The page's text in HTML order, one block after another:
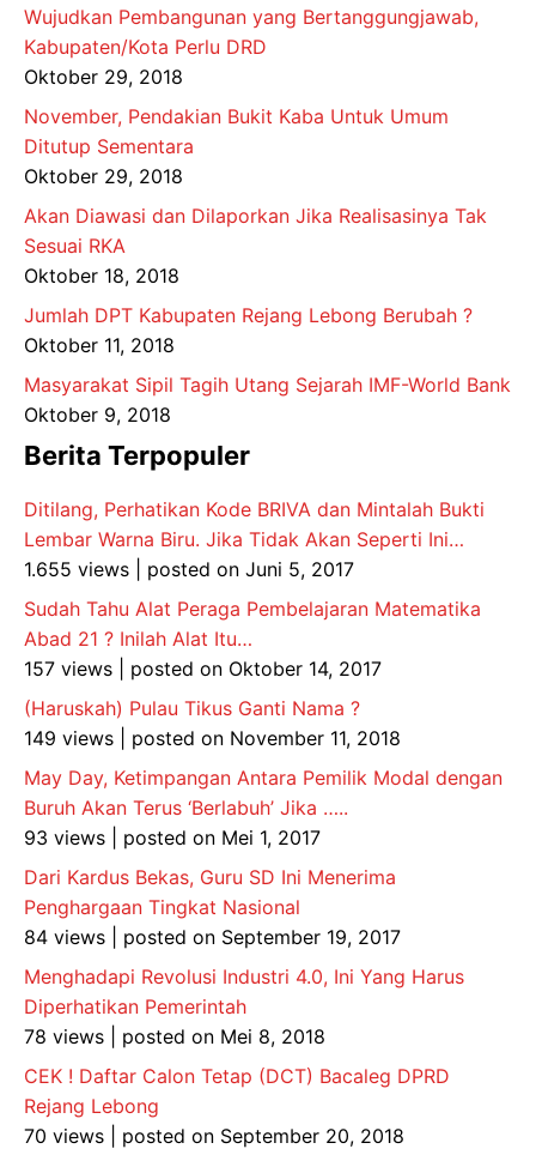
Wujudkan Pembangunan yang Bertanggungjawab,
Kabupaten/Kota Perlu DRD
Oktober 29, 2018
November, Pendakian Bukit Kaba Untuk Umum
Ditutup Sementara
Oktober 29, 2018
Akan Diawasi dan Dilaporkan Jika Realisasinya Tak
Sesuai RKA
Oktober 18, 2018
Jumlah DPT Kabupaten Rejang Lebong Berubah ?
Oktober 11, 2018
Masyarakat Sipil Tagih Utang Sejarah IMF-World Bank
Oktober 9, 2018
Berita Terpopuler
Ditilang, Perhatikan Kode BRIVA dan Mintalah Bukti
Lembar Warna Biru. Jika Tidak Akan Seperti Ini…
1.655 views
posted on Juni 5, 2017
Sudah Tahu Alat Peraga Pembelajaran Matematika
Abad 21 ? Inilah Alat Itu…
157 views
posted on Oktober 14, 2017
(Haruskah) Pulau Tikus Ganti Nama ?
149 views
posted on November 11, 2018
May Day, Ketimpangan Antara Pemilik Modal dengan
Buruh Akan Terus ‘Berlabuh’ Jika …..
93 views
posted on Mei 1, 2017
Dari Kardus Bekas, Guru SD Ini Menerima
Penghargaan Tingkat Nasional
84 views
posted on September 19, 2017
Menghadapi Revolusi Industri 4.0, Ini Yang Harus
Diperhatikan Pemerintah
78 views
posted on Mei 8, 2018
CEK ! Daftar Calon Tetap (DCT) Bacaleg DPRD
Rejang Lebong
70 views
posted on September 20, 2018